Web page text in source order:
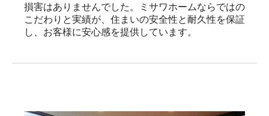
損害はありませんでした。ミサワホームならではの
こだわりと実績が、住まいの安全性と耐久性を保証
し、お客様に安心感を提供しています。